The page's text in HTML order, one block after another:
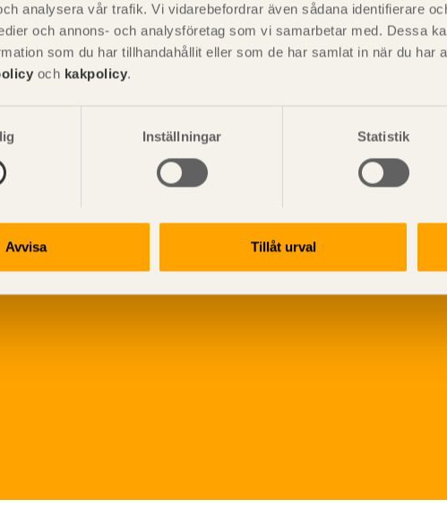
analysera vår trafik. Vi vidarebefordrar även sådana identifierare
och annons- och analysföretag som vi samarbetar med. Dessa
som du har tillhandahållit eller som de har samlat in när du har
och kakpolicy.
Inställningar Statistik
Avvisa Tillåt urval
är svensk sågverksnärings
att beskriva träprodukter och deras